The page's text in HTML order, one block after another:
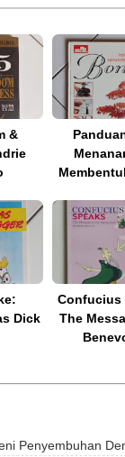
&
Dick
Confucius
The
Penyembuhan